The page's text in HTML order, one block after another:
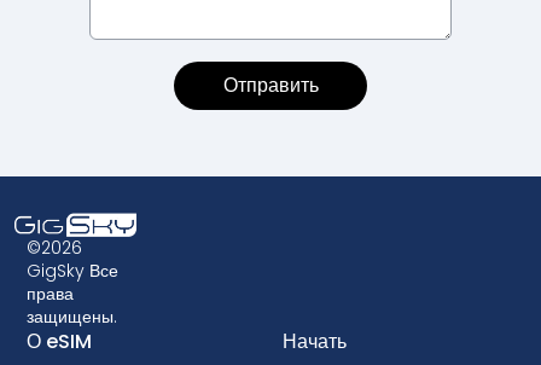
©2026
GigSky Все
права
защищены.
О eSIM Начать